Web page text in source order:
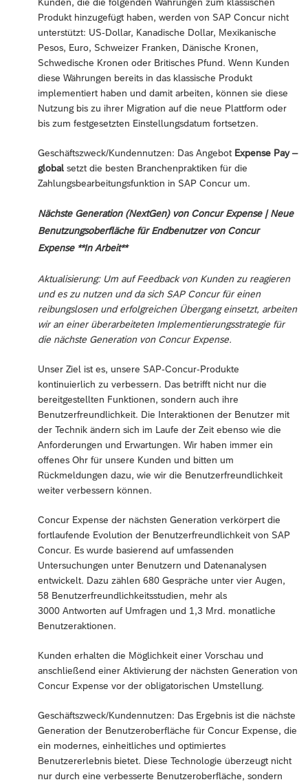
Produkt hinzugefügt haben, werden von SAP Concur nicht
unterstützt: US-Dollar, Kanadische Dollar, Mexikanische
Pesos, Euro, Schweizer Franken, Dänische Kronen,
Schwedische Kronen oder Britisches Pfund. Wenn Kunden
diese Währungen bereits in das klassische Produkt
implementiert haben und damit arbeiten, können sie diese
Nutzung bis zu ihrer Migration auf die neue Plattform oder
bis zum festgesetzten Einstellungsdatum fortsetzen.
Geschäftszweck/Kundennutzen: Das Angebot Expense Pay –
global setzt die besten Branchenpraktiken für die
Zahlungsbearbeitungsfunktion in SAP Concur um.
Nächste Generation (NextGen) von Concur Expense | Neue
Benutzungsoberfläche für Endbenutzer von Concur
Expense **In Arbeit**
Aktualisierung: Um auf Feedback von Kunden zu reagieren
und es zu nutzen und da sich SAP Concur für einen
reibungslosen und erfolgreichen Übergang einsetzt, arbeiten
wir an einer überarbeiteten Implementierungsstrategie für
die nächste Generation von Concur Expense.
Unser Ziel ist es, unsere SAP-Concur-Produkte
kontinuierlich zu verbessern. Das betrifft nicht nur die
bereitgestellten Funktionen, sondern auch ihre
Benutzerfreundlichkeit. Die Interaktionen der Benutzer mit
der Technik ändern sich im Laufe der Zeit ebenso wie die
Anforderungen und Erwartungen. Wir haben immer ein
offenes Ohr für unsere Kunden und bitten um
Rückmeldungen dazu, wie wir die Benutzerfreundlichkeit
weiter verbessern können.
Concur Expense der nächsten Generation verkörpert die
fortlaufende Evolution der Benutzerfreundlichkeit von SAP
Concur. Es wurde basierend auf umfassenden
Untersuchungen unter Benutzern und Datenanalysen
entwickelt. Dazu zählen 680 Gespräche unter vier Augen,
58 Benutzerfreundlichkeitsstudien, mehr als
3000 Antworten auf Umfragen und 1,3 Mrd. monatliche
Benutzeraktionen.
Kunden erhalten die Möglichkeit einer Vorschau und
anschließend einer Aktivierung der nächsten Generation von
Concur Expense vor der obligatorischen Umstellung.
Geschäftszweck/Kundennutzen: Das Ergebnis ist die nächste
Generation der Benutzeroberfläche für Concur Expense, die
ein modernes, einheitliches und optimiertes
Benutzererlebnis bietet. Diese Technologie überzeugt nicht
nur durch eine verbesserte Benutzeroberfläche, sondern